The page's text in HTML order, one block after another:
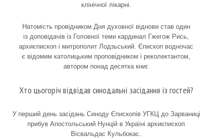
клінічної лікарні.
Натомість провідником Дня духовної віднови став один
із доповідачів із Головної теми кардинал Гжегож Рись,
архиєпископ і митрополит Лодзьський. Єпископ водночас
є відомим католицьким проповідником і реколектантом,
автором понад десятка книг.
Хто цьогоріч відвідав синодальні засідання із гостей?
У перший день засідань Синоду Єпископів УГКЦ до Зарваниці
прибув Апостольський Нунцій в Україні архиєпископ
Вісвальдас Кульбокас.